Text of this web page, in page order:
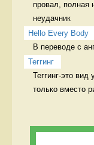
провал, полная
неудачник
Hello Every Body
В переводе с
Теггинг
Теггинг-это
только вместо